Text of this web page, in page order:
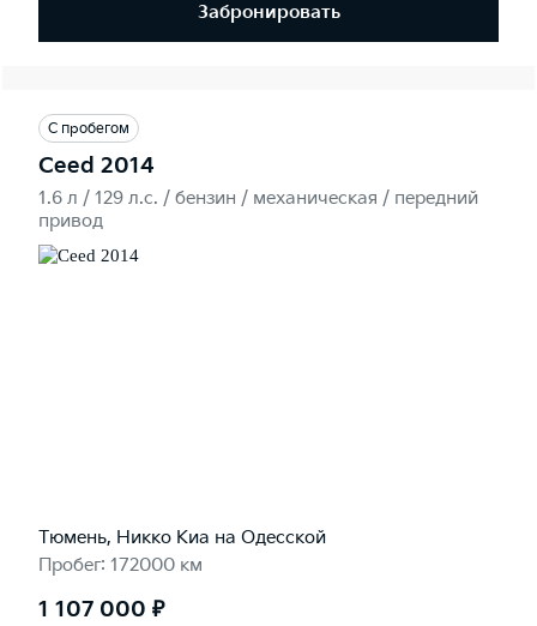
Забронировать
С пробегом
Ceed 2014
1.6 л / 129 л.c. / бензин / механическая / передний
привод
Тюмень, Никко Kиа на Одесской
Пробег: 172000 км
1 107 000 ₽